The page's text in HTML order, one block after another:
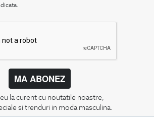
MA ABONEZ
la curent cu noutatile noastre,
si trenduri in moda masculina.